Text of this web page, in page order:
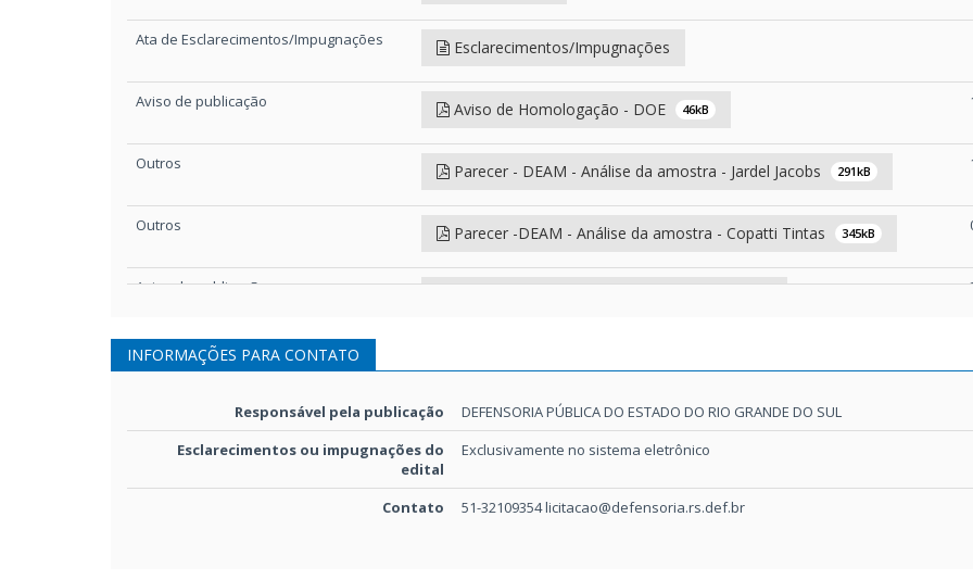
Ata de Esclarecimentos/Impugnações Esclarecimentos/Impugnações
Aviso de publicação Aviso de Homologação - DOE 46kB
Outros Parecer - DEAM - Análise da amostra - Jardel Jacobs 291kB
Outros Parecer -DEAM - Análise da amostra - Copatti Tintas 345kB
Aviso de publicação
Edital e anexos
INFORMAÇÕES PARA CONTATO
Responsável pela publicação
DEFENSORIA PÚBLICA DO ESTADO DO RIO GRANDE DO SUL
Esclarecimentos ou impugnações do
edital
Exclusivamente no sistema eletrônico
Contato 51-32109354 licitacao@defensoria.rs.def.br